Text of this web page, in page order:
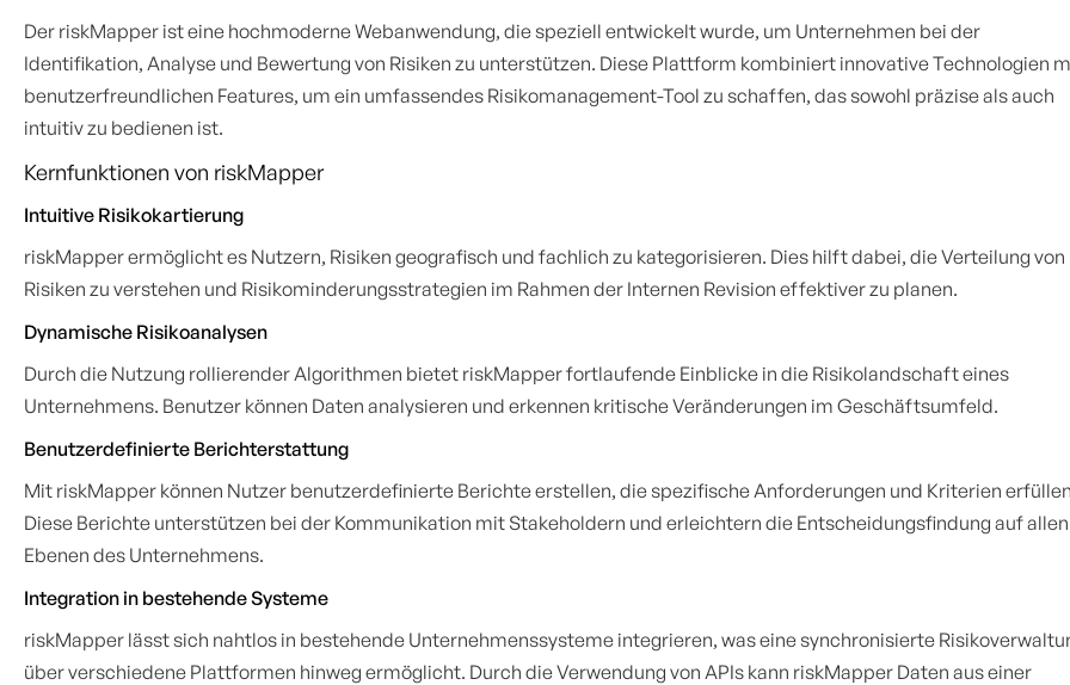
Der riskMapper ist eine hochmoderne Webanwendung, die speziell entwickelt wurde, um Unternehmen bei der
Identifikation, Analyse und Bewertung von Risiken zu unterstützen. Diese Plattform kombiniert innovative Technologien
benutzerfreundlichen Features, um ein umfassendes Risikomanagement-Tool zu schaffen, das sowohl präzise als auch
intuitiv zu bedienen ist.
Kernfunktionen von riskMapper
Intuitive Risikokartierung
riskMapper ermöglicht es Nutzern, Risiken geografisch und fachlich zu kategorisieren. Dies hilft dabei, die Verteilung von
Risiken zu verstehen und Risikominderungsstrategien im Rahmen der Internen Revision effektiver zu planen.
Dynamische Risikoanalysen
Durch die Nutzung rollierender Algorithmen bietet riskMapper fortlaufende Einblicke in die Risikolandschaft eines
Unternehmens. Benutzer können Daten analysieren und erkennen kritische Veränderungen im Geschäftsumfeld.
Benutzerdefinierte Berichterstattung
Mit riskMapper können Nutzer benutzerdefinierte Berichte erstellen, die spezifische Anforderungen und Kriterien
Diese Berichte unterstützen bei der Kommunikation mit Stakeholdern und erleichtern die Entscheidungsfindung auf allen
Ebenen des Unternehmens.
Integration in bestehende Systeme
riskMapper lässt sich nahtlos in bestehende Unternehmenssysteme integrieren, was eine synchronisierte
über verschiedene Plattformen hinweg ermöglicht. Durch die Verwendung von APIs kann riskMapper Daten aus einer